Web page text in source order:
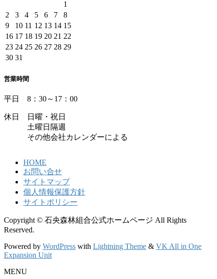
1
2
3 4 5 6 7
8
9
10 11 12 13 14 15
16 17 18 19 20 21 22
23 24 25 26 27 28 29
30 31
営業時間
平日 8：30～17：00
休日 日曜・祝日
土曜日隔週
その他会社カレンダーによる
HOME
お問い合せ
サイトマップ
個人情報保護方針
サイトポリシー
Copyright © 石央森林組合公式ホームページ All Rights
Reserved.
Powered by WordPress with Lightning Theme & VK All in One
Expansion Unit
MENU